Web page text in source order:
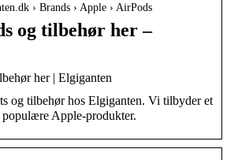
› Brands › Apple › AirPods
og tilbehør her –
her | Elgiganten
og tilbehør hos Elgiganten. Vi tilbyder et
Apple-produkter.